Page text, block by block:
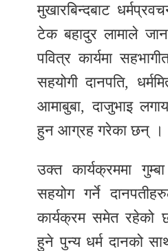
मुखारबिन्दबाट
टेक बहादुर लामाले
पवित्र कार्यमा
सहयोगी दानपति,
आमाबुबा, दाजुभाइ
हुन आग्रह गरेका छन् ।
उक्त कार्यक्रममा
सहयोग गर्ने
कार्यक्रम समेत रहेको
हुने पुन्य धर्म दानको